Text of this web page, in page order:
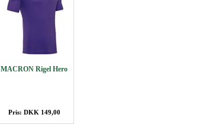
MACRON Rigel Hero
Pris: DKK 149,00